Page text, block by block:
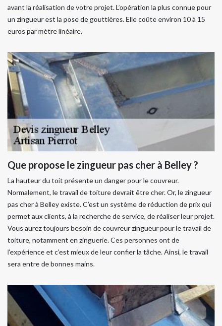
avant la réalisation de votre projet. L’opération la plus connue pour
un zingueur est la pose de gouttières. Elle coûte environ 10 à 15
euros par mètre linéaire.
Que propose le zingueur pas cher à Belley ?
La hauteur du toit présente un danger pour le couvreur.
Normalement, le travail de toiture devrait être cher. Or, le zingueur
pas cher à Belley existe. C’est un système de réduction de prix qui
permet aux clients, à la recherche de service, de réaliser leur projet.
Vous aurez toujours besoin de couvreur zingueur pour le travail de
toiture, notamment en zinguerie. Ces personnes ont de
l’expérience et c’est mieux de leur confier la tâche. Ainsi, le travail
sera entre de bonnes mains.